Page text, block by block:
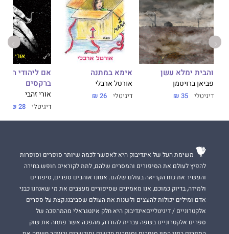
והבית ימלא עשן
פביאן ברויטמן
דיגיטלי 35 ₪
אימא במתנה
אורטל ארבלי
דיגיטלי 26 ₪
אם ליהודי
ברקסים
אורי זהבי
דיגיטלי 28 ₪
משימת העל של אינדיבוק היא לאפשר לכמה שיותר סופרים וסופרות
להפיץ לעולם את הסיפורים והמסרים שלהם, לתת לקוראים חופש בחירה
והעשיר את כוח הקריאה בעולם שלהם. אנחנו אוהבים ספרים, סיפורים
ולמידה, בדיוק כמוכם, אנו מאמינים שסיפורים מעצבים את מי שאנחנו כבני
אדם ומילים יכולות להעצים ולשנות את העולם שסביבנו.קצת על ספרים
אלקטרוניים / דיגיטלייםאינדיבוק היא חלק אינטגראלי מהמהפכה של
ספרים אלקטרוניים בשפה עברית להורדה, מהפכה אשר פתחה את שוק